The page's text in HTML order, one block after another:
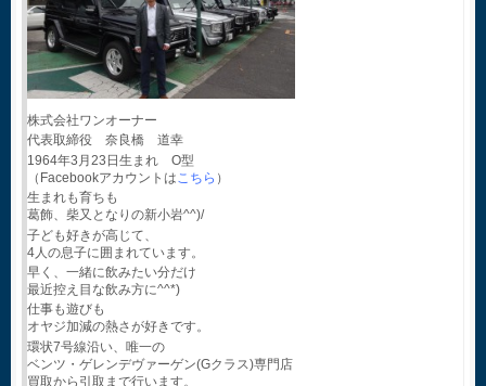
株式会社ワンオーナー
代表取締役 奈良橋 道幸
1964年3月23日生まれ O型
（Facebookアカウントはこちら ）
生まれも育ちも
葛飾、柴又となりの新小岩^^)/
子ども好きが高じて、
4人の息子に囲まれています。
早く、一緒に飲みたい分だけ
最近控え目な飲み方に^^*)
仕事も遊びも
オヤジ加減の熱さが好きです。
環状7号線沿い、唯一の
ベンツ・ゲレンデヴァーゲン(Gクラス)専門店
買取から引取まで行います。